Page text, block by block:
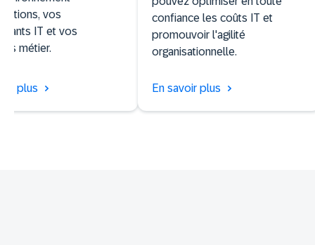
vos
IT et vos
métier.
plus
confiance les coûts IT et
promouvoir l'agilité
organisationnelle.
En savoir plus